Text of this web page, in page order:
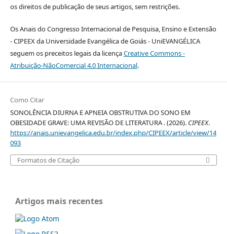
os direitos de publicação de seus artigos, sem restrições.
Os Anais do Congresso Internacional de Pesquisa, Ensino e Extensão
- CIPEEX da Universidade Evangélica de Goiás - UniEVANGÉLICA
seguem os preceitos legais da licençaCreative Commons -
Atribuição-NãoComercial 4.0 Internacional.
Como Citar
SONOLÊNCIA DIURNA E APNEIA OBSTRUTIVA DO SONO EM
OBESIDADE GRAVE: UMA REVISÃO DE LITERATURA . (2026). CIPEEX.
https://anais.unievangelica.edu.br/index.php/CIPEEX/article/view/14
093
Formatos de Citação
Artigos mais recentes